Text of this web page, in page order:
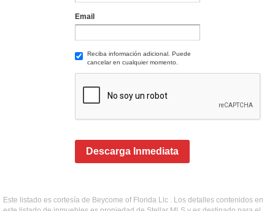
Email
Reciba información adicional. Puede
cancelar en cualquier momento.
Descarga Inmediata
Este listado es cortesía de Beycome of Florida Llc . Los detalles contenidos en